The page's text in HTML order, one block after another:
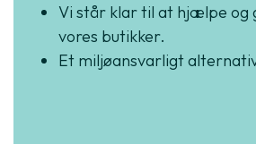
Vi står klar til at hjælpe og
vores butikker.
Et miljøansvarligt